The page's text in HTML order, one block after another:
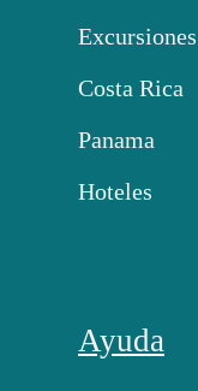
Excursiones
Costa Rica
Panama
Hoteles
Ayuda